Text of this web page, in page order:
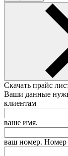
Скачать прайс
Ваши данные
клиентам
ваше имя.
ваш номер. Номер